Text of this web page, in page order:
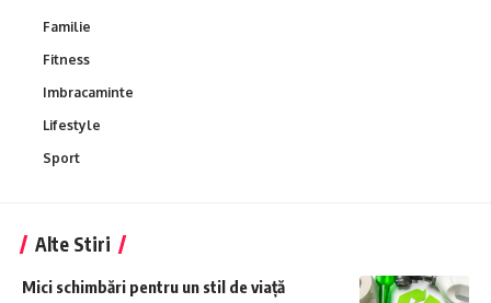
Familie
Fitness
Imbracaminte
Lifestyle
Sport
Alte Stiri
Mici schimbări pentru un stil de viață